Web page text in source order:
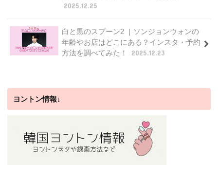
2025.12.25
白と黒のスプーン2 ｜ソンジョンウォンの
年齢やお店はどこにある？インスタ・予約
方法を調べてみた！
2025.12.23
ヨントン情報↓